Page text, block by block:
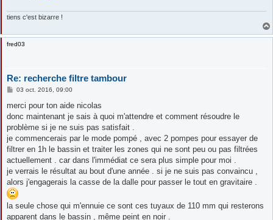
tiens c'est bizarre !
fred03
Re: recherche filtre tambour
M
s
a
g
03 oct. 2016, 09:00
merci pour ton aide nicolas
donc maintenant je sais à quoi m'attendre et comment résoudre le
problème si je ne suis pas satisfait .
je commencerais par le mode pompé , avec 2 pompes pour essayer de
filtrer en 1h le bassin et traiter les zones qui ne sont peu ou pas filtrées
actuellement . car dans l'immédiat ce sera plus simple pour moi .
je verrais le résultat au bout d'une année . si je ne suis pas convaincu ,
alors j'engagerais la casse de la dalle pour passer le tout en gravitaire .
la seule chose qui m'ennuie ce sont ces tuyaux de 110 mm qui resterons
apparent dans le bassin , même peint en noir .